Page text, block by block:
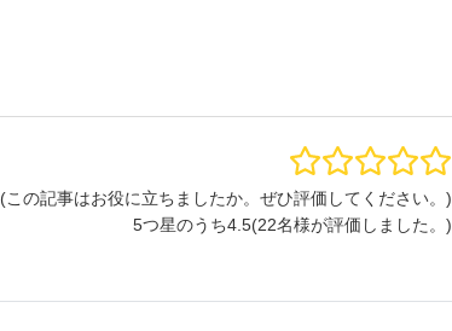
(この記事はお役に立ちましたか。ぜひ評価してください。)
5つ星のうち4.5(22名様が評価しました。)